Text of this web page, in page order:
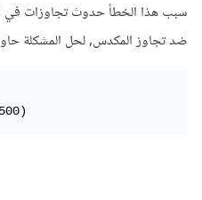
سبب هذا الخطأ حدوث تجاوزات في
ضد تجاوز المكدس, لحل المشكلة